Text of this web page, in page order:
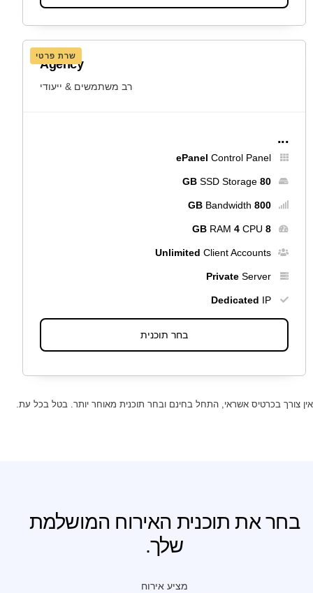
Agency
רב משתמשים & ייעודי
...
ePanel Control Panel
80 GB
SSD Storage
800 GB
Bandwidth
8 GB
RAM 4 CPU
Unlimited Client Accounts
Private Server
Dedicated IP
בחר תוכנית
שרת פרטי
אין צורך בכרטיס אשראי, התחל בחינם ובחר תוכנית מאוחר יותר. בטל בכל עת.
בחר את תוכנית האירוח המושלמת
שלך.
מציע אירוח